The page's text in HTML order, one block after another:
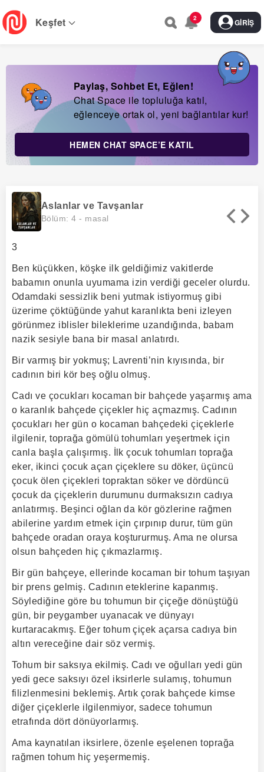
Skip
to
main
Keşfet 2 GIRIŞ
Paylaş, Sohbet Et, Eğlen!
Chat Space ile topluluğa katıl,
eğlenceye ortak ol, yeni bağlantılar kur!
HEMEN CHAT SPACE’E KATIL
Aslanlar ve Tavşanlar
Bölüm: 4 - masal
3
Ben küçükken, köşke ilk geldiğimiz vakitlerde
babamın onunla uyumama izin verdiği geceler olurdu.
Odamdaki sessizlik beni yutmak istiyormuş gibi
üzerime çöktüğünde yahut karanlıkta beni izleyen
görünmez iblisler bileklerime uzandığında, babam
nazik sesiyle bana bir masal anlatırdı.
Bir varmış bir yokmuş; Lavrenti’nin kıyısında, bir
cadının biri kör beş oğlu olmuş.
Cadı ve çocukları kocaman bir bahçede yaşarmış ama
o karanlık bahçede çiçekler hiç açmazmış. Cadının
çocukları her gün o kocaman bahçedeki çiçeklerle
ilgilenir, toprağa gömülü tohumları yeşertmek için
canla başla çalışırmış. İlk çocuk tohumları toprağa
eker, ikinci çocuk açan çiçeklere su döker, üçüncü
çocuk ölen çiçekleri topraktan söker ve dördüncü
çocuk da çiçeklerin durumunu durmaksızın cadıya
anlatırmış. Beşinci oğlan da kör gözlerine rağmen
abilerine yardım etmek için çırpınıp durur, tüm gün
bahçede oradan oraya koştururmuş. Ama ne olursa
olsun bahçeden hiç çıkmazlarmış.
Bir gün bahçeye, ellerinde kocaman bir tohum taşıyan
bir prens gelmiş. Cadının eteklerine kapanmış.
Söylediğine göre bu tohumun bir çiçeğe dönüştüğü
gün, bir peygamber uyanacak ve dünyayı
kurtaracakmış. Eğer tohum çiçek açarsa cadıya bin
altın vereceğine dair söz vermiş.
Tohum bir saksıya ekilmiş. Cadı ve oğulları yedi gün
yedi gece saksıyı özel iksirlerle sulamış, tohumun
filizlenmesini beklemiş. Artık çorak bahçede kimse
diğer çiçeklerle ilgilenmiyor, sadece tohumun
etrafında dört dönüyorlarmış.
Ama kaynatılan iksirlere, özenle eşelenen toprağa
rağmen tohum hiç yeşermemiş.